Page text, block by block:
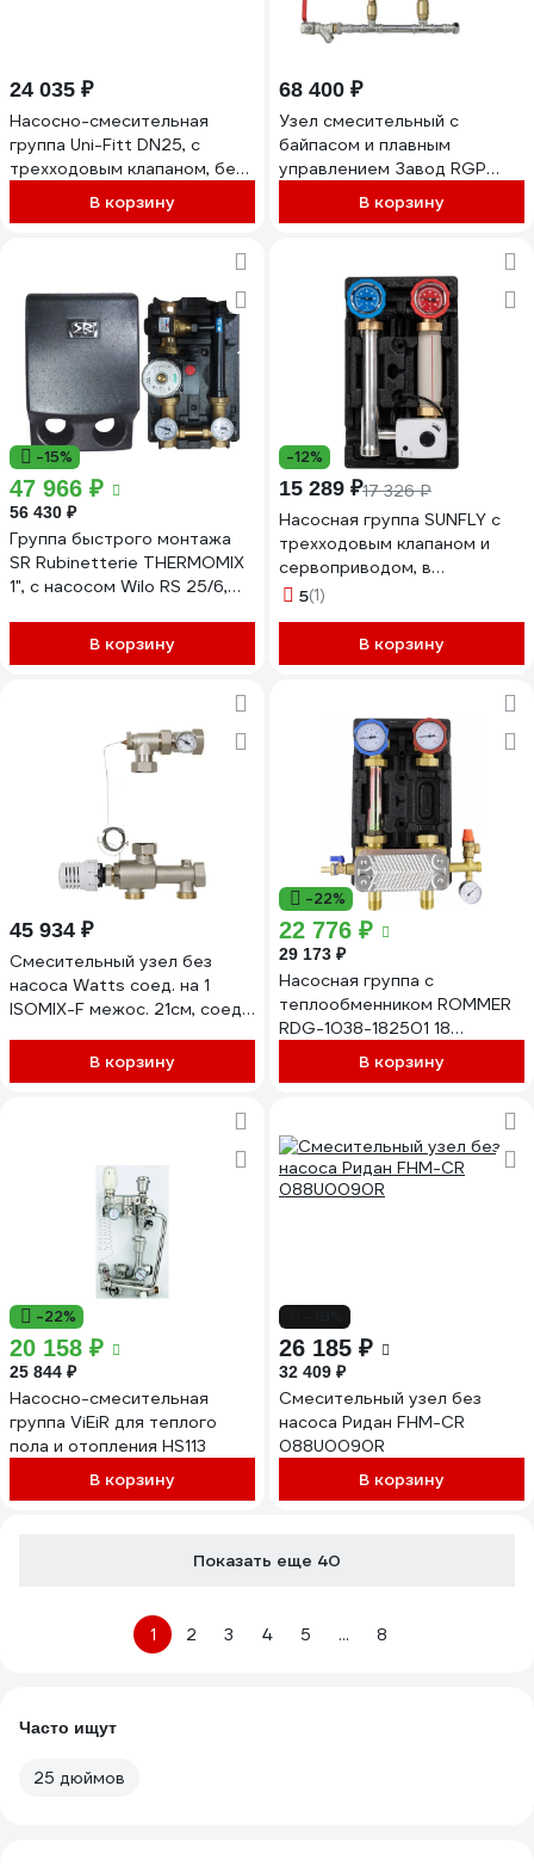
24 035 ₽
Насосно-смесительная
группа Uni-Fitt DN25, с
трехходовым клапаном, без
насоса 492B2500
В корзину
68 400 ₽
Узел смесительный с
байпасом и плавным
управлением Завод RGP
СУБ 25-80-6.3-24
В корзину
-15%
47 966 ₽
56 430 ₽
Группа быстрого монтажа
SR Rubinetterie THERMOMIX
1", с насосом Wilo RS 25/6,
В корзину
-12%
15 289 ₽17 326 ₽
Насосная группа SUNFLY с
трехходовым клапаном и
сервоприводом, в
теплоизоляции, без насоса 1
SF0343693
5(1)
В корзину
45 934 ₽
Смесительный узел без
насоса Watts соед. на 1
ISOMIX-F межос. 21см, соед.
В корзину
-22%
22 776 ₽
29 173 ₽
Насосная группа с
теплообменником ROMMER
RDG-1038-182501 18
пластин, без насоса в
теплоизоляции
В корзину
-22%
20 158 ₽
25 844 ₽
Насосно-смесительная
группа ViEiR для теплого
пола и отопления HS113
В корзину
26 185 ₽
32 409 ₽
Смесительный узел без
насоса Ридан FHM-CR
088U0090R
В корзину
Показать еще 40
1 2 3 4 5 ... 8
Часто ищут
25 дюймов